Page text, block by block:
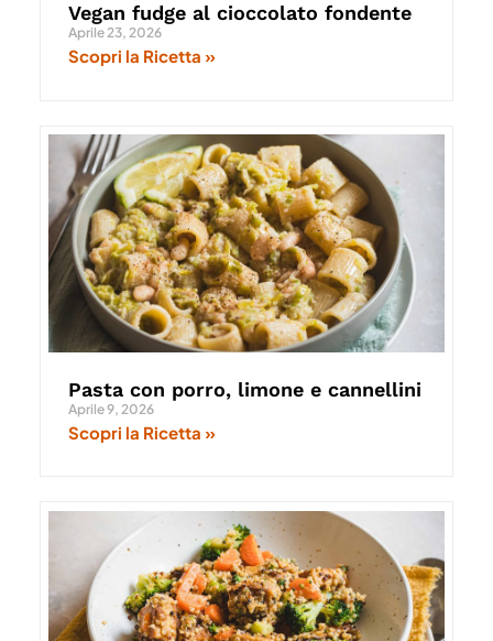
Vegan fudge al cioccolato fondente
Aprile 23, 2026
Scopri la Ricetta »
Pasta con porro, limone e cannellini
Aprile 9, 2026
Scopri la Ricetta »